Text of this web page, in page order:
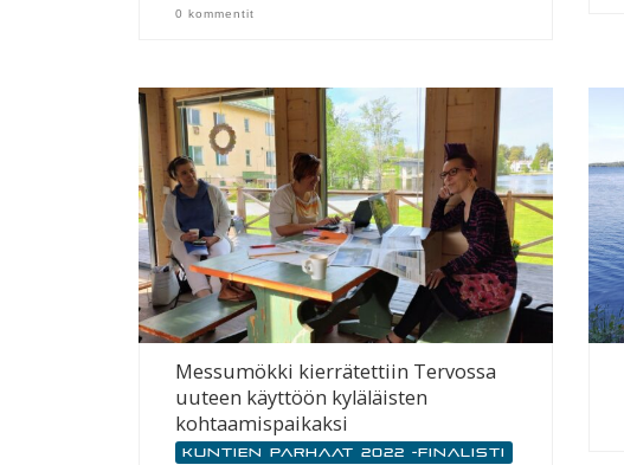
0 kommentit
Messumökki kierrätettiin Tervossa
uuteen käyttöön kyläläisten
kohtaamispaikaksi
Kuntien parhaat 2022 -finalisti